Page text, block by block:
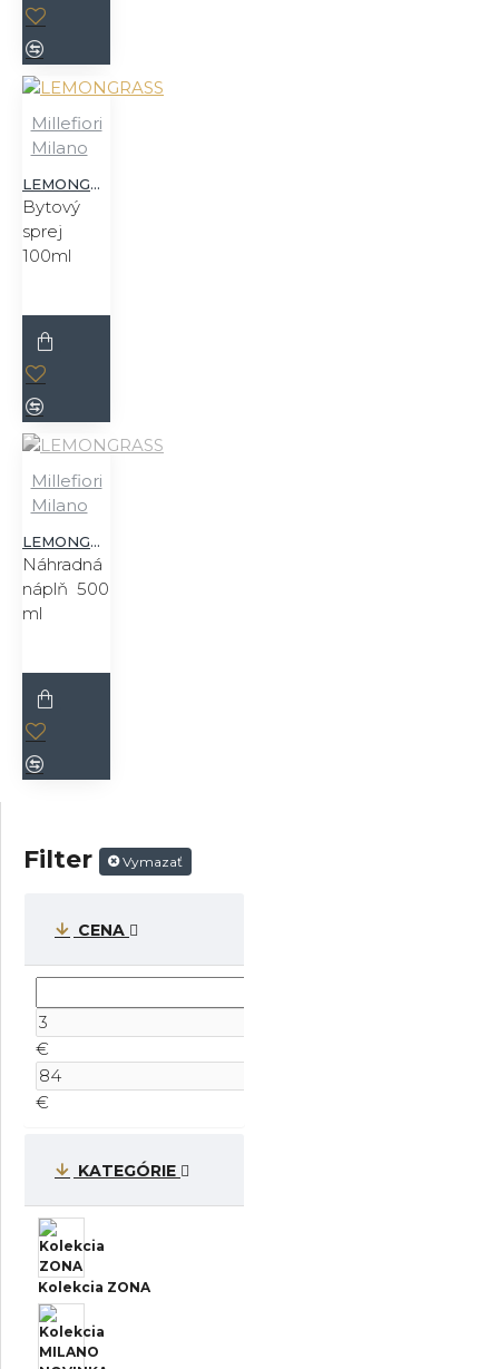
Millefiori
Milano
LEMONGRASS
Bytový
sprej
100ml
Millefiori
Milano
LEMONGRASS
Náhradná
náplň 500
ml
Filter Vymazať
CENA
€
€
KATEGÓRIE
Kolekcia ZONA